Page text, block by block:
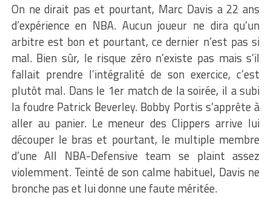
On ne dirait pas et pourtant, Marc Davis a 22 ans
d’expérience en NBA. Aucun joueur ne dira qu’un
arbitre est bon et pourtant, ce dernier n’est pas si
mal. Bien sûr, le risque zéro n’existe pas mais s’il
fallait prendre l’intégralité de son exercice, c’est
plutôt mal. Dans le 1er match de la soirée, il a subi
la foudre Patrick Beverley. Bobby Portis s’apprête à
aller au panier. Le meneur des Clippers arrive lui
découper le bras et pourtant, le multiple membre
d’une All NBA-Defensive team se plaint assez
violemment. Teinté de son calme habituel, Davis ne
bronche pas et lui donne une faute méritée.